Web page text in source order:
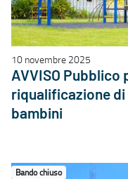
10 novembre 2025
AVVISO Pubblico
riqualificazione di
bambini
Bando chiuso